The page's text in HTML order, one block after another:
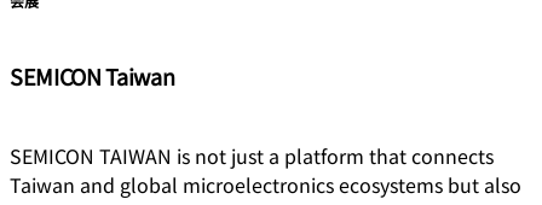
SEMICON Taiwan
SEMICON TAIWAN is not just a platform that connects
Taiwan and global microelectronics ecosystems but also